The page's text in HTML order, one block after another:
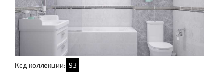
Код коллекции: 93